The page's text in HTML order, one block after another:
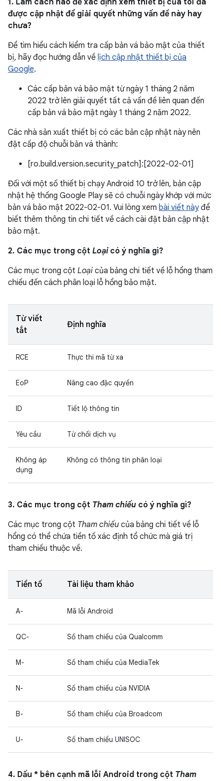
1. Làm cách nào để xác định xem thiết bị của tôi đã
được cập nhật để giải quyết những vấn đề này hay
chưa?
Để tìm hiểu cách kiểm tra cấp bản vá bảo mật của thiết
bị, hãy đọc hướng dẫn về lịch cập nhật thiết bị của
Google.
Các cấp bản vá bảo mật từ ngày 1 tháng 2 năm
2022 trở lên giải quyết tất cả vấn đề liên quan đến
cấp bản vá bảo mật ngày 1 tháng 2 năm 2022.
Các nhà sản xuất thiết bị có các bản cập nhật này nên
đặt cấp độ chuỗi bản vá thành:
[ro.build.version.security_patch]:[2022-02-01]
Đối với một số thiết bị chạy Android 10 trở lên, bản cập
nhật hệ thống Google Play sẽ có chuỗi ngày khớp với mức
bản vá bảo mật 2022-02-01. Vui lòng xem bài viết nàyđể
biết thêm thông tin chi tiết về cách cài đặt bản cập nhật
bảo mật.
2. Các mục trong cột Loạicó ý nghĩa gì?
Các mục trong cột Loại của bảng chi tiết về lỗ hổng tham
chiếu đến cách phân loại lỗ hổng bảo mật.
Từ viết
tắt
Định nghĩa
RCE Thực thi mã từ xa
EoP Nâng cao đặc quyền
ID Tiết lộ thông tin
Yêu cầu Từ chối dịch vụ
Không áp
dụng
Không có thông tin phân loại
3. Các mục trong cột Tham chiếu có ý nghĩa gì?
Các mục trong cột Tham chiếu của bảng chi tiết về lỗ
hổng có thể chứa tiền tố xác định tổ chức mà giá trị
tham chiếu thuộc về.
Tiền tố Tài liệu tham khảo
A- Mã lỗi Android
QC- Số tham chiếu của Qualcomm
M- Số tham chiếu của MediaTek
N- Số tham chiếu của NVIDIA
B- Số tham chiếu của Broadcom
U- Số tham chiếu UNISOC
4. Dấu * bên cạnh mã lỗi Android trong cột Tham